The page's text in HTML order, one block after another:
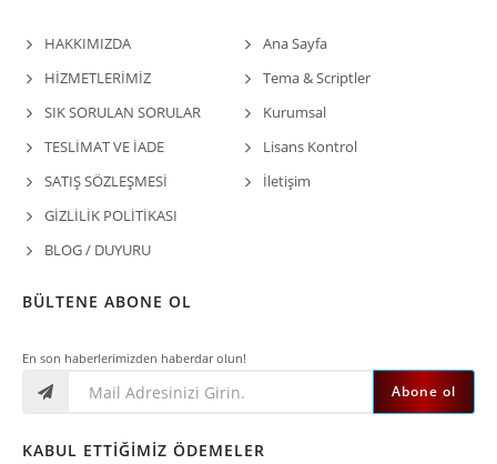
HAKKIMIZDA
HİZMETLERİMİZ
SIK SORULAN SORULAR
TESLİMAT VE İADE
SATIŞ SÖZLEŞMESİ
GİZLİLİK POLİTİKASI
BLOG / DUYURU
Ana Sayfa
Tema & Scriptler
Kurumsal
Lisans Kontrol
İletişim
BÜLTENE ABONE OL
En son haberlerimizden haberdar olun!
Abone ol
KABUL ETTIĞIMIZ ÖDEMELER